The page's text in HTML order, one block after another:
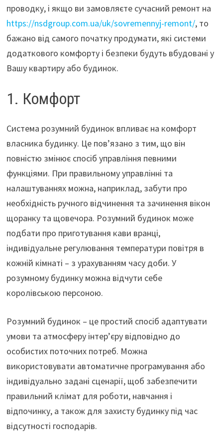
проводку, і якщо ви замовляєте сучасний ремонт на
https://nsdgroup.com.ua/uk/sovremennyj-remont/, то
бажано від самого початку продумати, які системи
додаткового комфорту і безпеки будуть вбудовані у
Вашу квартиру або будинок.
1. Комфорт
Система розумний будинок впливає на комфорт
власника будинку. Це пов’язано з тим, що він
повністю змінює спосіб управління певними
функціями. При правильному управлінні та
налаштуваннях можна, наприклад, забути про
необхідність ручного відчинення та зачинення вікон
щоранку та щовечора. Розумний будинок може
подбати про приготування кави вранці,
індивідуальне регулювання температури повітря в
кожній кімнаті – з урахуванням часу доби. У
розумному будинку можна відчути себе
королівською персоною.
Розумний будинок – це простий спосіб адаптувати
умови та атмосферу інтер’єру відповідно до
особистих поточних потреб. Можна
використовувати автоматичне програмування або
індивідуально задані сценарії, щоб забезпечити
правильний клімат для роботи, навчання і
відпочинку, а також для захисту будинку під час
відсутності господарів.